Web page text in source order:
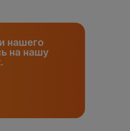
нашего
на нашу